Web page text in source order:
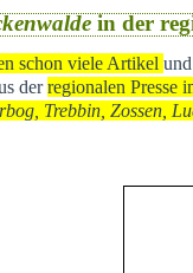
in der
schon viele Artikel
derregionalen Presse
Trebbin, Zossen,